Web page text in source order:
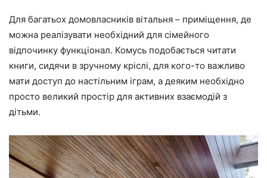
Для багатьох домовласників вітальня – приміщення, де
можна реалізувати необхідний для сімейного
відпочинку функціонал. Комусь подобається читати
книги, сидячи в зручному кріслі, для кого-то важливо
мати доступ до настільним іграм, а деяким необхідно
просто великий простір для активних взаємодій з
дітьми.